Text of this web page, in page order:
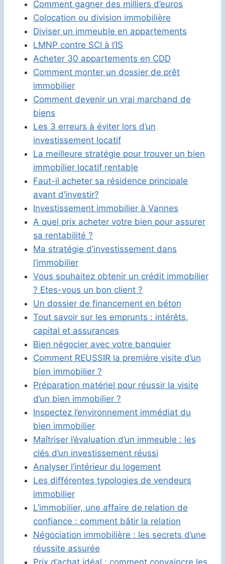
Comment gagner des milliers d’euros
Colocation ou division immobilière
Diviser un immeuble en appartements
LMNP contre SCI à l’IS
Acheter 30 appartements en CDD
Comment monter un dossier de prêt
immobilier
Comment devenir un vrai marchand de
biens
Les 3 erreurs à éviter lors d’un
investissement locatif
La meilleure stratégie pour trouver un bien
immobilier locatif rentable
Faut-il acheter sa résidence principale
avant d’investir?
Investissement immobilier à Vannes
A quel prix acheter votre bien pour assurer
sa rentabilité ?
Ma stratégie d’investissement dans
l’immobilier
Vous souhaitez obtenir un crédit immobilier
? Etes-vous un bon client ?
Un dossier de financement en béton
Tout savoir sur les emprunts : intérêts,
capital et assurances
Bien négocier avec votre banquier
Comment REUSSIR la première visite d’un
bien immobilier ?
Préparation matériel pour réussir la visite
d’un bien immobilier ?
Inspectez l’environnement immédiat du
bien immobilier
Maîtriser l’évaluation d’un immeuble : les
clés d’un investissement réussi
Analyser l’intérieur du logement
Les différentes typologies de vendeurs
immobilier
L’immobilier, une affaire de relation de
confiance : comment bâtir la relation
Négociation immobilière : les secrets d’une
réussite assurée
Prix d’achat idéal : comment convaincre les